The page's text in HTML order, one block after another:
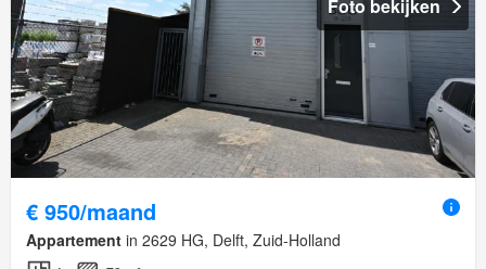
Foto bekijken
€ 950/maand
Appartement in 2629 HG, Delft, Zuid-Holland